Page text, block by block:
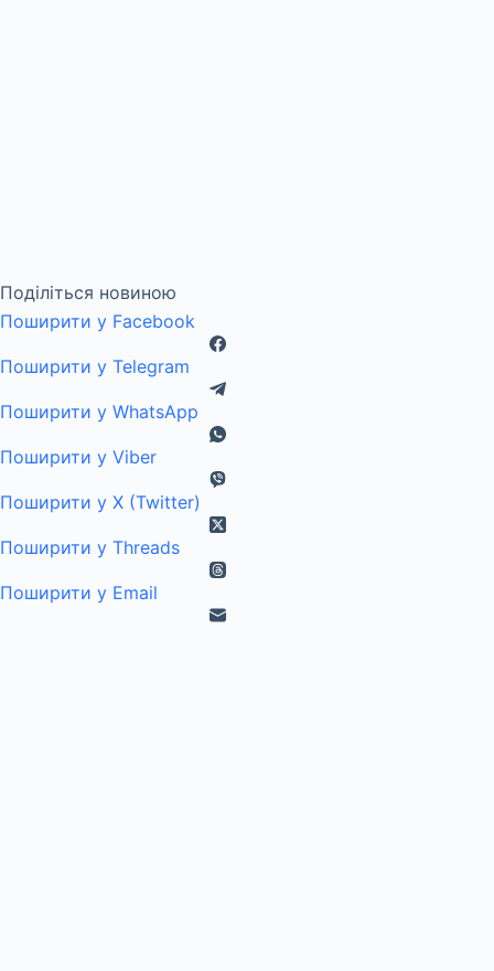
Поділіться новиною
Поширити у Facebook
Поширити у Telegram
Поширити у WhatsApp
Поширити у Viber
Поширити у X (Twitter)
Поширити у Threads
Поширити у Email